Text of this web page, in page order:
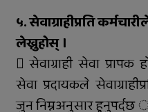
५. सेवाग्राहीप्रति
लेख्नुहोस् ।
 सेवाग्राही सेवा प्रापक
सेवा प्रदायकले
जुन निम्नअनुसार हुनुपर्दछ